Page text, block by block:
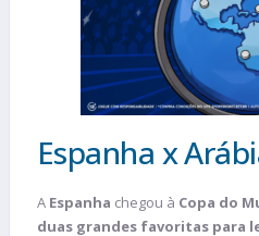
Espanha x
A Espanha chegou à Copa do
duas grandes favoritas para